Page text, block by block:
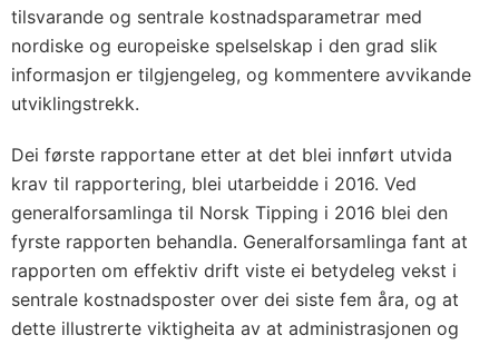
tilsvarande og sentrale kostnadsparametrar med
nordiske og europeiske spelselskap i den grad slik
informasjon er tilgjengeleg, og kommentere avvikande
utviklingstrekk.
Dei første rapportane etter at det blei innført utvida
krav til rapportering, blei utarbeidde i 2016. Ved
generalforsamlinga til Norsk Tipping i 2016 blei den
fyrste rapporten behandla. Generalforsamlinga fant at
rapporten om effektiv drift viste ei betydeleg vekst i
sentrale kostnadsposter over dei siste fem åra, og at
dette illustrerte viktigheita av at administrasjonen og